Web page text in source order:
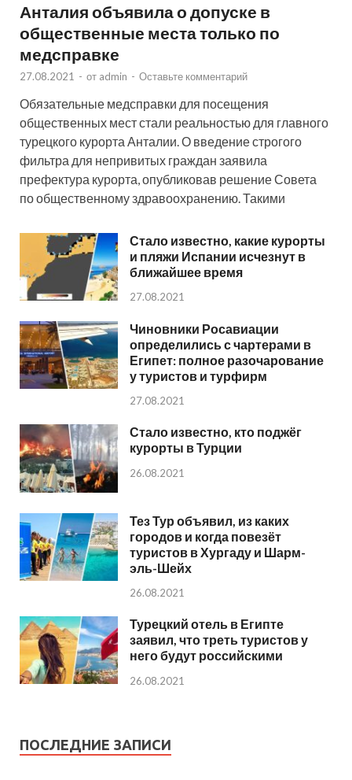
Анталия объявила о допуске в
общественные места только по
медсправке
27.08.2021 - от admin - Оставьте комментарий
Обязательные медсправки для посещения
общественных мест стали реальностью для главного
турецкого курорта Анталии. О введение строгого
фильтра для непривитых граждан заявила
префектура курорта, опубликовав решение Совета
по общественному здравоохранению. Такими
Стало известно, какие курорты
и пляжи Испании исчезнут в
ближайшее время
27.08.2021
Чиновники Росавиации
определились с чартерами в
Египет: полное разочарование
у туристов и турфирм
27.08.2021
Стало известно, кто поджёг
курорты в Турции
26.08.2021
Тез Тур объявил, из каких
городов и когда повезёт
туристов в Хургаду и Шарм-
эль-Шейх
26.08.2021
Турецкий отель в Египте
заявил, что треть туристов у
него будут российскими
26.08.2021
ПОСЛЕДНИЕ ЗАПИСИ